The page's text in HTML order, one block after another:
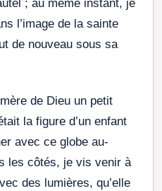
; au même instant, je
l’image de la sainte
de nouveau sous sa
de Dieu un petit
la figure d’un enfant
avec ce globe au-
les côtés, je vis venir à
des lumières, qu’elle